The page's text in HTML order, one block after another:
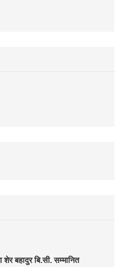
शेर बहादुर बि.सी. सम्मानित